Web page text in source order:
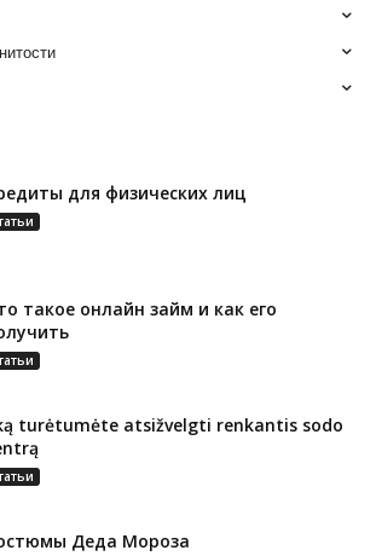
для физических лиц
такое онлайн займ и как его
turėtumėte atsižvelgti renkantis sodo
Деда Мороза